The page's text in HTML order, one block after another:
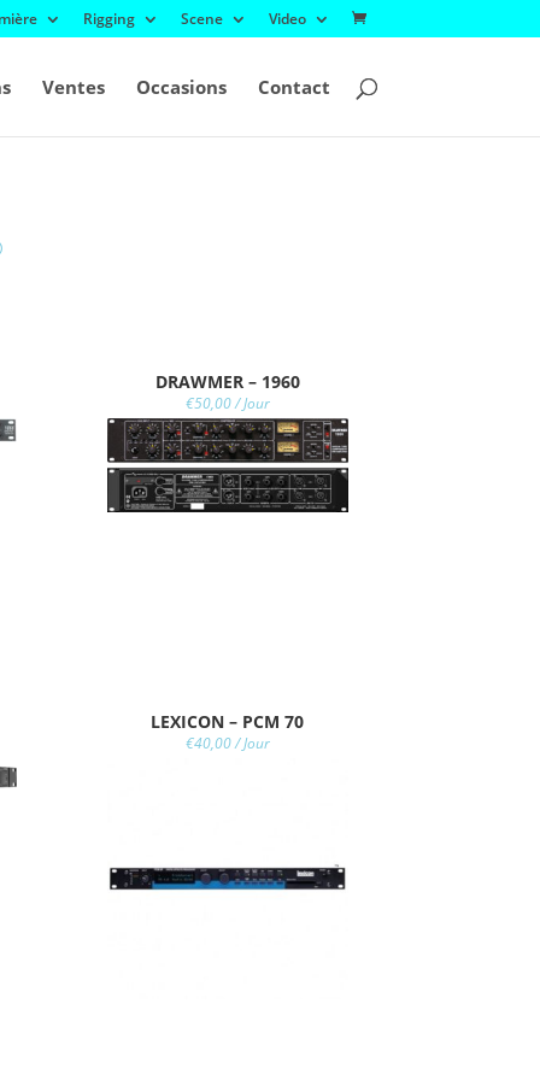
Rigging Scene Video
Ventes Occasions Contact
DRAWMER – 1960
€50,00/ Jour
LEXICON – PCM 70
€40,00/ Jour